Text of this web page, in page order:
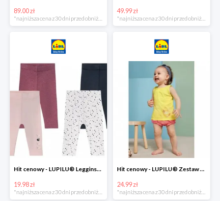
89.00 zł
*najniższa cena z 30 dni przed obniżką
49.99 zł
*najniższa cena z 30 dni przed obniżką
Hit cenowy - LUPILU® Legginsy niemowlęce z biobawełną, 2 pary
19.98 zł
Hit cenowy - LUPILU® Zestaw dziecięcy z biobawełny (body + koszulka + spodenki), 1 komplet
24.99 zł